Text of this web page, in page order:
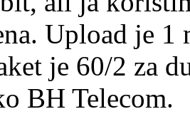
Upload je 1
je 60/2 za
BH Telecom.